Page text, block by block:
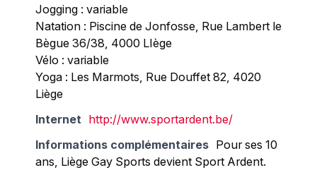
Jogging : variable
Natation : Piscine de Jonfosse, Rue Lambert le
Bègue 36/38, 4000 LIège
Vélo : variable
Yoga : Les Marmots, Rue Douffet 82, 4020
Liège
Internet http://www.sportardent.be/
Informations complémentaires Pour ses 10
ans, Liège Gay Sports devient Sport Ardent.